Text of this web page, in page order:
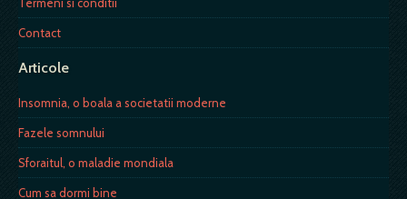
Contact
Articole
Insomnia, o boala a societatii moderne
Fazele somnului
Sforaitul, o maladie mondiala
Cum sa dormi bine